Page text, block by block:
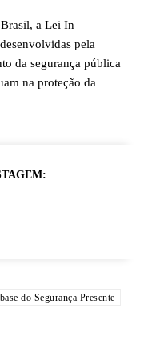
a Lei In
pela
da segurança pública
na proteção da
do Segurança Presente